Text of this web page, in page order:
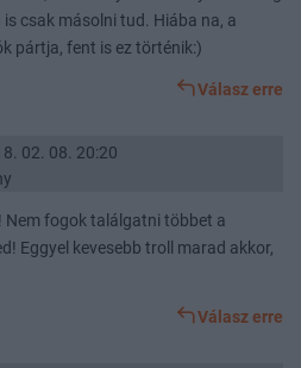
csak másolni tud. Hiába na, a
pártja, fent is ez történik:)
Válasz erre
02. 08. 20:20
fogok találgatni többet a
Eggyel kevesebb troll marad akkor,
Válasz erre